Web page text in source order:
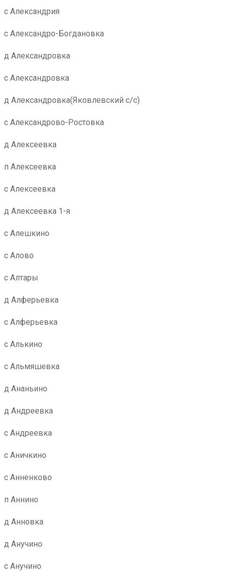
с Александрия
с Александро-Богдановка
д Александровка
с Александровка
д Александровка(Яковлевский с/с)
с Александрово-Ростовка
д Алексеевка
п Алексеевка
с Алексеевка
д Алексеевка 1-я
с Алешкино
с Алово
с Алтары
д Алферьевка
с Алферьевка
с Алькино
с Альмяшевка
д Ананьино
д Андреевка
с Андреевка
с Аничкино
с Анненково
п Аннино
д Анновка
д Анучино
с Анучино